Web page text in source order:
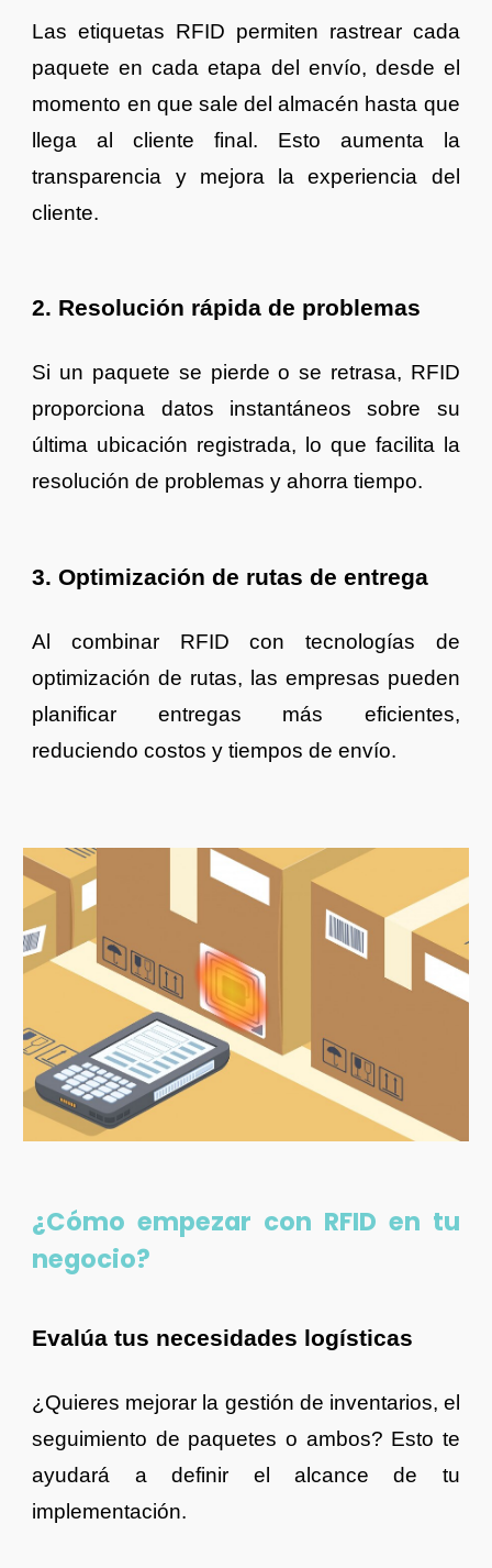
Las etiquetas RFID permiten rastrear cada
paquete en cada etapa del envío, desde el
momento en que sale del almacén hasta que
llega al cliente final. Esto aumenta la
transparencia y mejora la experiencia del
cliente.
2. Resolución rápida de problemas
Si un paquete se pierde o se retrasa, RFID
proporciona datos instantáneos sobre su
última ubicación registrada, lo que facilita la
resolución de problemas y ahorra tiempo.
3. Optimización de rutas de entrega
Al combinar RFID con tecnologías de
optimización de rutas, las empresas pueden
planificar entregas más eficientes,
reduciendo costos y tiempos de envío.
¿Cómo empezar con RFID en tu
negocio?
Evalúa tus necesidades logísticas
¿Quieres mejorar la gestión de inventarios, el
seguimiento de paquetes o ambos? Esto te
ayudará a definir el alcance de tu
implementación.